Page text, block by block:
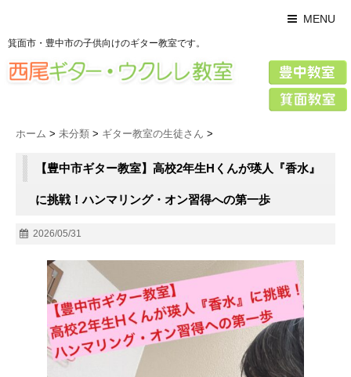
MENU
箕面市・豊中市の子供向けのギター教室です。
ホーム > 未分類 > ギター教室の生徒さん >
【豊中市ギター教室】高校2年生Hくんが瑛人『香水』
に挑戦！ハンマリング・オン習得への第一歩
2026/05/31